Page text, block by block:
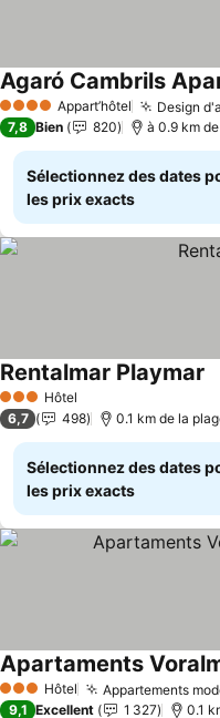
4 Étoiles Appart’hôtel Design
Agaró Cambrils
7,8 Bien 820 à 0.9 km
Sélectionnez des dates
les prix exacts
3 ÉtoilesHôtel
Rentalmar Playmar
6,7 498 0.1 km de la
Sélectionnez des dates
les prix exacts
3 ÉtoilesHôtel Appartements
Apartaments
9,1 Excellent 1 327 0.1